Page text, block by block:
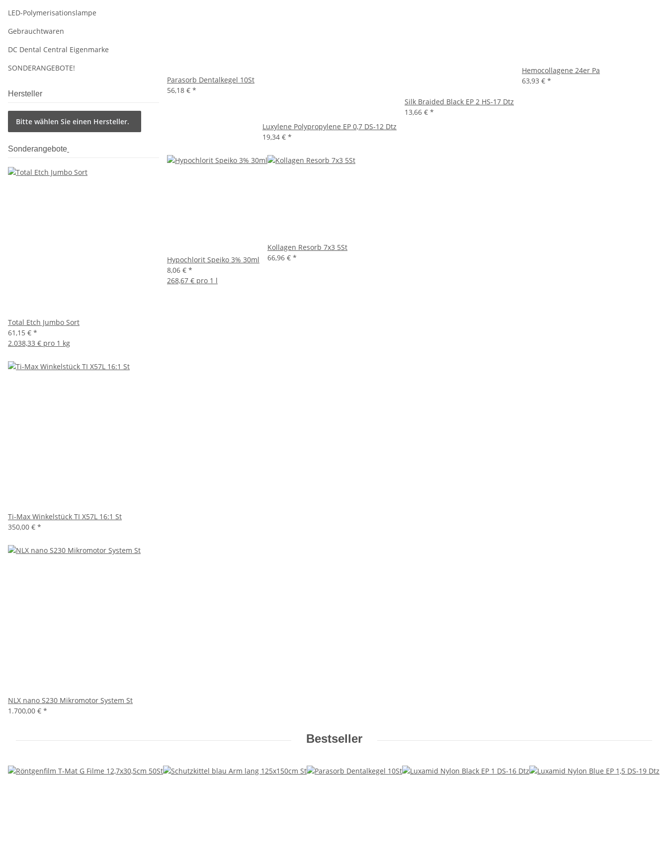
Parasorb Dentalkegel 10St
56,18 € *
Luxylene Polypropylene EP 0,7 DS-12 Dtz
19,34 € *
Silk Braided Black EP 2 HS-17 Dtz
13,66 € *
Hemocollagene 24er Pa
63,93 € *
Hypochlorit Speiko 3% 30ml
8,06 € *
268,67 € pro 1 l
Kollagen Resorb 7x3 5St
66,96 € *
LED-Polymerisationslampe
Gebrauchtwaren
DC Dental Central Eigenmarke
SONDERANGEBOTE!
Hersteller
Bitte wählen Sie einen Hersteller.
Sonderangebote
Total Etch Jumbo Sort
61,15 € *
2.038,33 € pro 1 kg
Ti-Max Winkelstück TI X57L 16:1 St
350,00 € *
NLX nano S230 Mikromotor System St
1.700,00 € *
Bestseller